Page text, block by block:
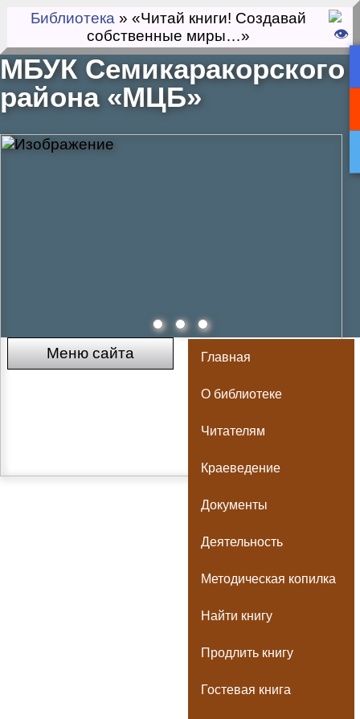
Библиотека » «Читай книги! Создавай
собственные миры…»
МБУК Семикаракорского
района «МЦБ»
Меню сайта Главная
О библиотеке
Читателям
Краеведение
Документы
Деятельность
Методическая копилка
Найти книгу
Продлить книгу
Гостевая книга